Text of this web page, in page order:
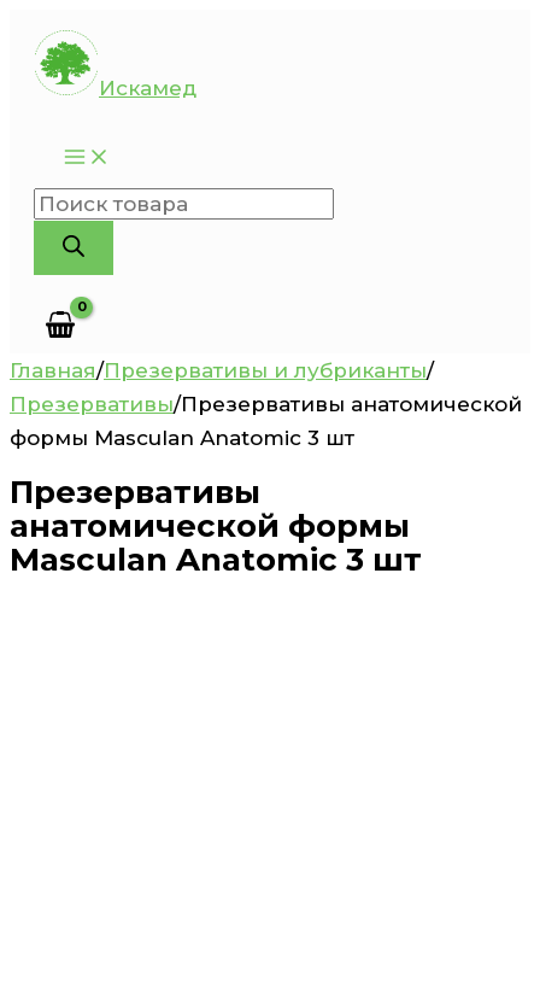
Перейти
содержимому
Искамед
Поиск
товаров
Главная/Презервативы и лубриканты/
Презервативы/Презервативы анатомической
формы Masculan Anatomic 3 шт
Презервативы
анатомической формы
Masculan Anatomic 3 шт